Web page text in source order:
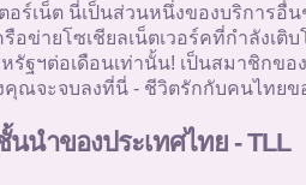
อร์เน็ต นี่เป็นส่วนหนึ่งของบริการอื่
อข่ายโซเชียลเน็ตเวอร์คที่กำลังเติ
รัฐฯต่อเดือนเท่านั้น! เป็นสมาชิกขอ
คุณจะจบลงที่นี่ - ชีวิตรักกับคนไทย
นนำของประเทศไทย - TLL